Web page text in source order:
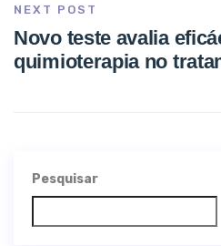
NEXT POST
Novo teste avalia
quimioterapia no
Pesquisar